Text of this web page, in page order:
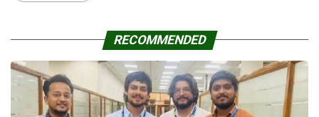
RECOMMENDED